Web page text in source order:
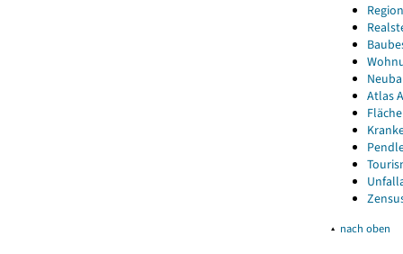
Atlas
▴ nach oben